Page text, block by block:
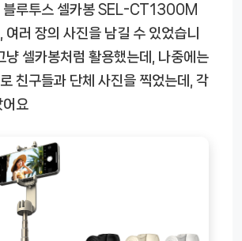
블루투스 셀카봉 SEL-CT1300M
여러 장의 사진을 남길 수 있었습니
냥 셀카봉처럼 활용했는데, 나중에는
친구들과 단체 사진을 찍었는데, 각
어요